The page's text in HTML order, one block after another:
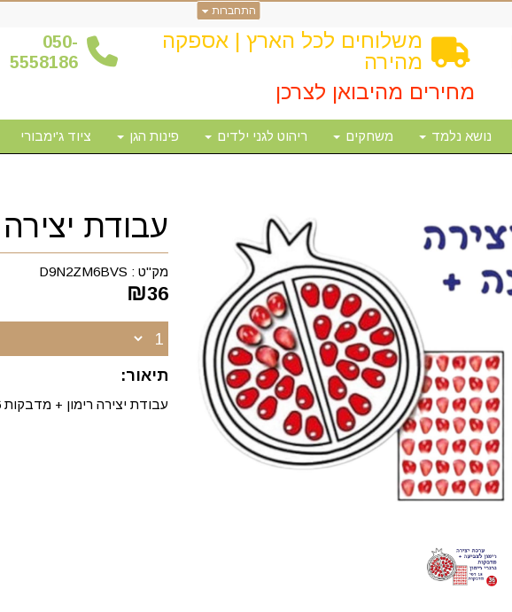
התחברות
משלוחים לכל הארץ | אספקה
מהירה
050-
5558186
מחירים מהיבואן לצרכן
נושא נלמד משחקים ריהוט לגני ילדים פינות הגן ציוד ג'ימבורי
עבודת
מק"ט : D9N2ZM6BVS
₪36
תיאור:
עבודת יצירה רימון + מדבקות 36 יחידות